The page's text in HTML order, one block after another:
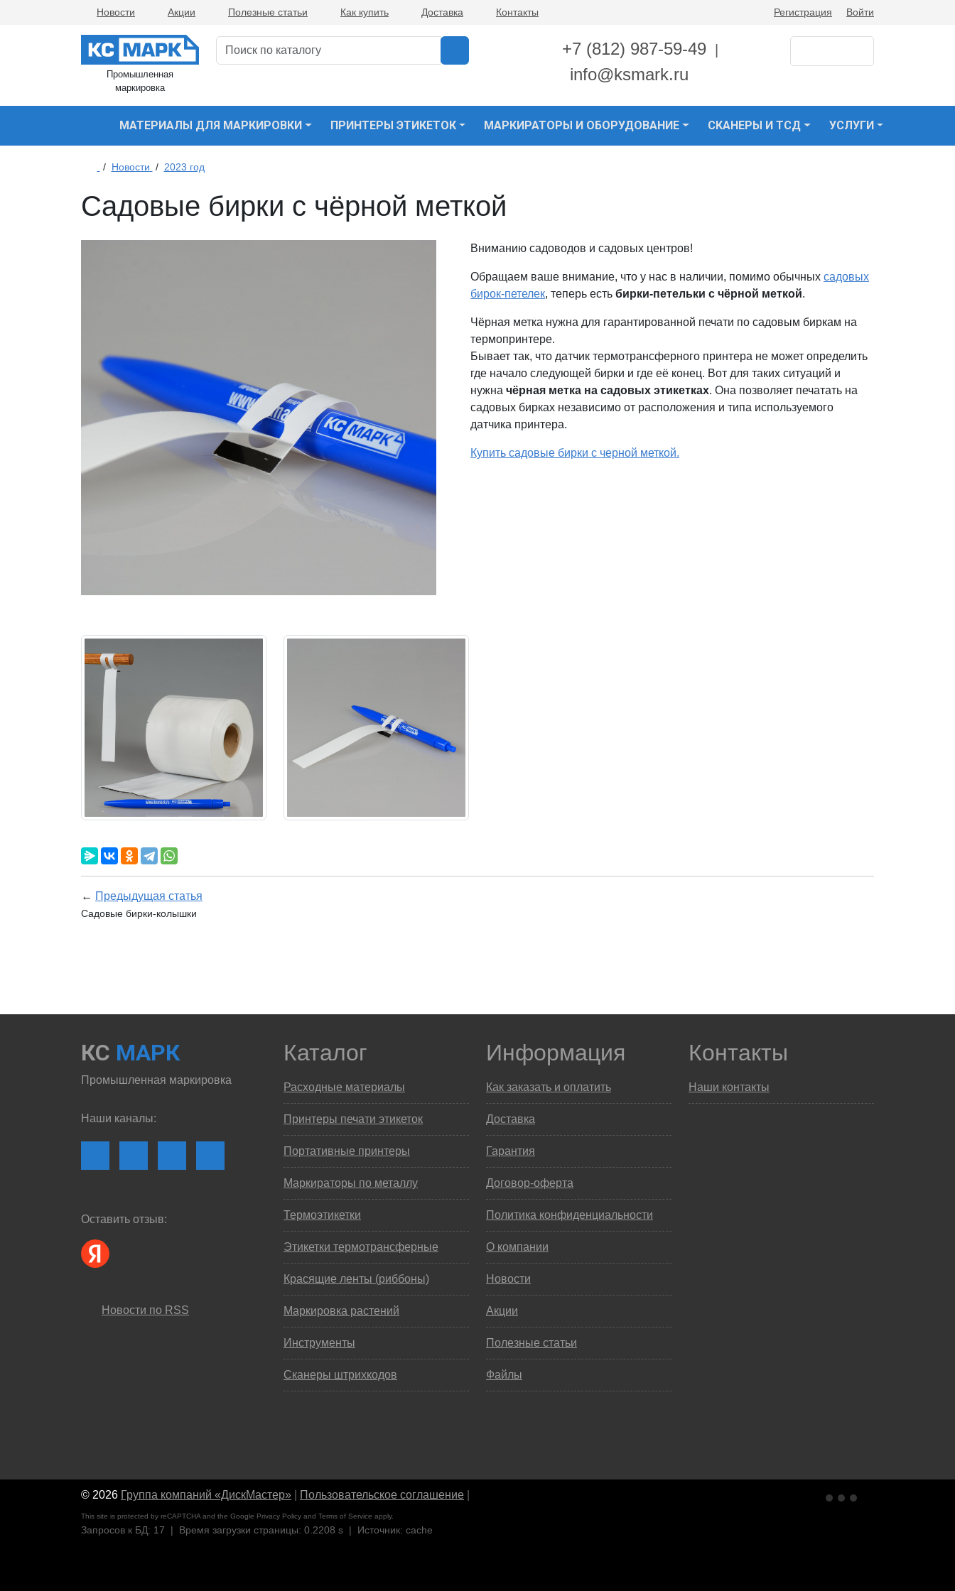
Новости Акции Полезные статьи Как купить Доставка Контакты Регистрация Войти
Промышленная
маркировка
+7 (812) 987-59-49
info@ksmark.ru
МАТЕРИАЛЫ ДЛЯ МАРКИРОВКИ ПРИНТЕРЫ ЭТИКЕТОК МАРКИРАТОРЫ И ОБОРУДОВАНИЕ СКАНЕРЫ И ТСД УСЛУГИ
/ Новости / 2023 год
Садовые бирки с чёрной меткой
Вниманию садоводов и садовых центров!
Обращаем ваше внимание, что у нас в наличии, помимо обычных садовых
бирок-петелек, теперь есть бирки-петельки с чёрной меткой.
Чёрная метка нужна для гарантированной печати по садовым биркам на
термопринтере.
Бывает так, что датчик термотрансферного принтера не может определить
где начало следующей бирки и где её конец. Вот для таких ситуаций и
нужна чёрная метка на садовых этикетках. Она позволяет печатать на
садовых бирках независимо от расположения и типа используемого
датчика принтера.
Купить садовые бирки с черной меткой.
← Предыдущая статья
Садовые бирки-колышки
КС МАРК
Промышленная маркировка
Наши каналы:
Оставить отзыв:
Новости по RSS
Каталог
Расходные материалы
Принтеры печати этикеток
Портативные принтеры
Маркираторы по металлу
Термоэтикетки
Этикетки термотрансферные
Красящие ленты (риббоны)
Маркировка растений
Инструменты
Сканеры штрихкодов
Информация
Как заказать и оплатить
Доставка
Гарантия
Договор-оферта
Политика конфиденциальности
О компании
Новости
Акции
Полезные статьи
Файлы
Контакты
Наши контакты
© 2026 Группа компаний «ДискМастер» Пользовательское соглашение
This site is protected by reCAPTCHA and the Google Privacy Policy and Terms of Service apply.
Запросов к БД: 17 | Время загрузки страницы: 0.2208 s | Источник: cache